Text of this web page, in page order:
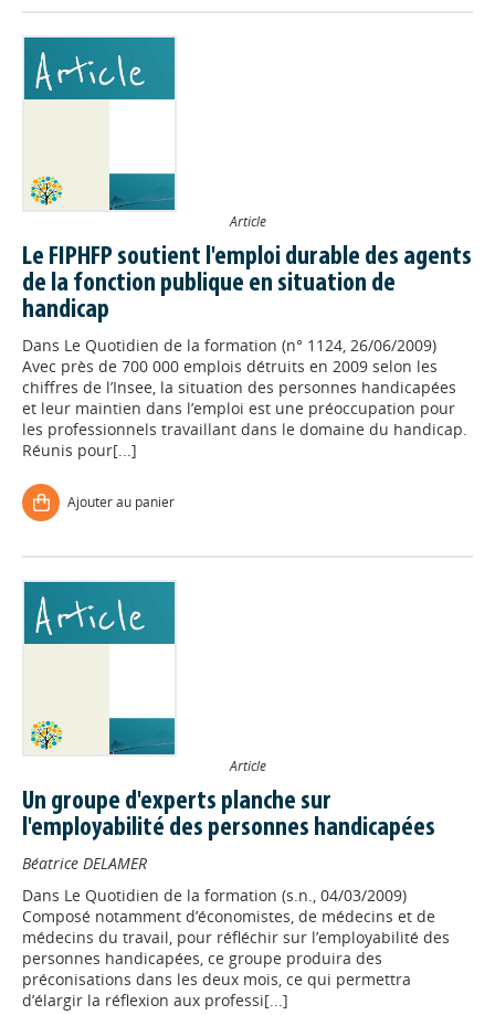
Article
Le FIPHFP soutient l'emploi durable des agents
de la fonction publique en situation de
handicap
Dans Le Quotidien de la formation (n° 1124, 26/06/2009)
Avec près de 700 000 emplois détruits en 2009 selon les
chiffres de l’Insee, la situation des personnes handicapées
et leur maintien dans l’emploi est une préoccupation pour
les professionnels travaillant dans le domaine du handicap.
Réunis pour[...]
Ajouter au panier
Article
Un groupe d'experts planche sur
l'employabilité des personnes handicapées
Béatrice DELAMER
Dans Le Quotidien de la formation (s.n., 04/03/2009)
Composé notamment d’économistes, de médecins et de
médecins du travail, pour réfléchir sur l’employabilité des
personnes handicapées, ce groupe produira des
préconisations dans les deux mois, ce qui permettra
d’élargir la réflexion aux professi[...]
Appels à projets